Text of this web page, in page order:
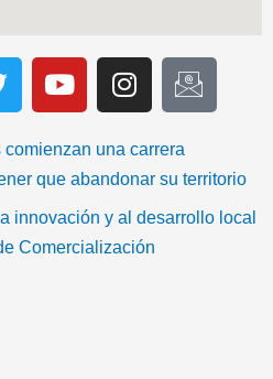
Y
o
t
u
b
e
I
n
t
a
g
r
a
I
c
-
e
m
una carrera
que abandonar su territorio
innovación y al desarrollo local
Comercialización